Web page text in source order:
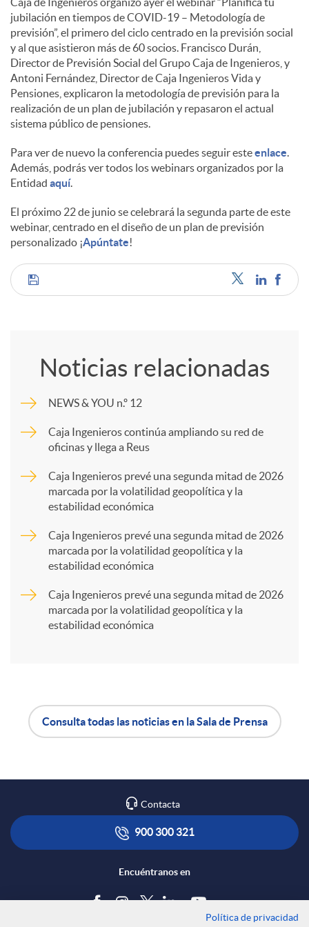
c
o
n
t
e
n
i
o
s
jubilación en tiempos de COVID-19 – Metodología de
previsión”, el primero del ciclo centrado en la previsión social
y al que asistieron más de 60 socios. Francisco Durán,
Director de Previsión Social del Grupo Caja de Ingenieros, y
Antoni Fernández, Director de Caja Ingenieros Vida y
Pensiones, explicaron la metodología de previsión para la
realización de un plan de jubilación y repasaron el actual
sistema público de pensiones.
Para ver de nuevo la conferencia puedes seguir esteenlace.
Además, podrás ver todos los webinars organizados por la
Entidad aquí.
El próximo 22 de junio se celebrará la segunda parte de este
webinar, centrado en el diseño de un plan de previsión
personalizado ¡Apúntate!
C
p
a
R
e
Noticias relacionadas
NEWS & YOU n.º 12
Caja Ingenieros continúa ampliando su red de
oficinas y llega a Reus
Caja Ingenieros prevé una segunda mitad de 2026
marcada por la volatilidad geopolítica y la
estabilidad económica
Caja Ingenieros prevé una segunda mitad de 2026
marcada por la volatilidad geopolítica y la
estabilidad económica
Caja Ingenieros prevé una segunda mitad de 2026
marcada por la volatilidad geopolítica y la
estabilidad económica
A
p
l
o
t
Consulta todas las noticias en la Sala de Prensa
Contacta
900 300 321
Encuéntranos en
Política de privacidad